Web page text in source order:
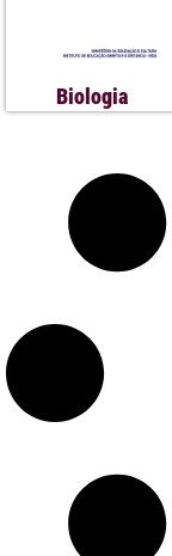
Biologia